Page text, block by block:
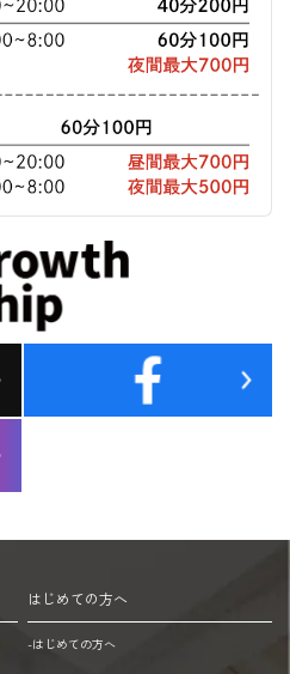
はじめての方へ
-はじめての方へ